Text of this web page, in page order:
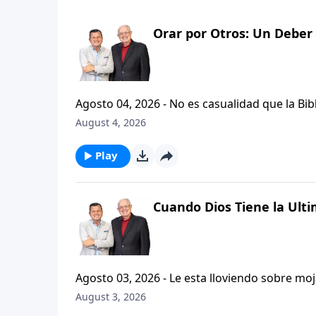
Orar por Otros: Un Deber
Agosto 04, 2026 - No es casualidad que la Biblia contenga
profetas, apostoles...de gente comun y
especifica.
August 4, 2026
Play
Cuando Dios Tiene la
Agosto 03, 2026 - Le esta lloviendo sobre mojado? Siente que el dolor y el sufrimiento se han
ilimitadamente en su vida? Santiago,
August 3, 2026